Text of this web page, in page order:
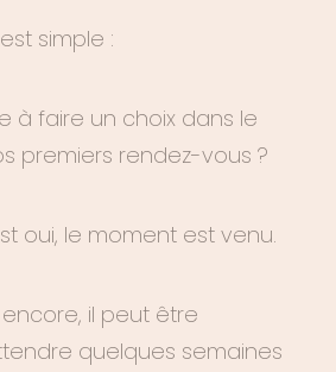
simple :
à faire un choix dans le
premiers rendez-vous ?
oui, le moment est venu.
il peut être
quelques semaines